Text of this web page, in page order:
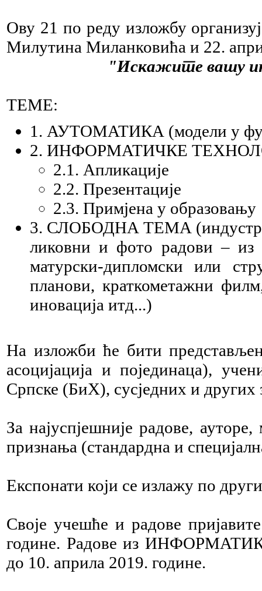
Ову 21 по реду изложбу
Милутина Миланковића и 22.
"Искажите вашу
TEME:
1. АУТОМАТИКА (модели у
2. ИНФОРМАТИЧКЕ
2.1. Апликације
2.2. Презентације
2.3. Примјена у образовању
3. СЛОБОДНА ТЕМА
ликовни и фото радови – из
матурски-дипломски или
планови, краткометажни
иновација итд...)
На изложби ће бити
асоцијација и појединаца),
Српске (БиХ), сусједних и других
За најуспјешније радове,
признања (стандардна и
Експонати који се излажу по
Своје учешће и радове
године. Радове из
до 10. априла 2019. године.